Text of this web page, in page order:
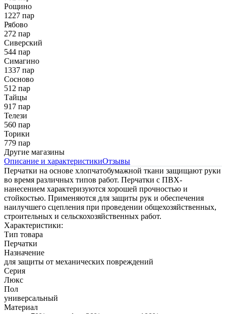
Рощино
1227 пар
Рябово
272 пар
Сиверский
544 пар
Симагино
1337 пар
Сосново
512 пар
Тайцы
917 пар
Телези
560 пар
Торики
779 пар
Другие магазины
Описание и характеристикиОтзывы
Перчатки на основе хлопчатобумажной ткани защищают руки
во время различных типов работ. Перчатки с ПВХ-
нанесением характеризуются хорошей прочностью и
стойкостью. Применяются для защиты рук и обеспечения
наилучшего сцепления при проведении общехозяйственных,
строительных и сельскохозяйственных работ.
Характеристики:
Тип товара
Перчатки
Назначение
для защиты от механических повреждений
Серия
Люкс
Пол
универсальный
Материал